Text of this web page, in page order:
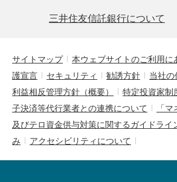
三井住友信託銀行について
サイトマップ 本ウェブサイトのご利用に
護宣言
セキュリティ 勧誘方針
当社
利益相反管理方針（概要）
特定投資家制
子決済等代行業者との連携について
「
及びテロ資金供与対策に関するガイドライ
み
アクセシビリティについて